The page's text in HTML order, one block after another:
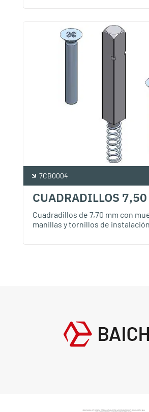
7CB0004
CUADRADILLOS 7,50
Cuadradillos de 7,70 mm con
manillas y tornillos de instalación.